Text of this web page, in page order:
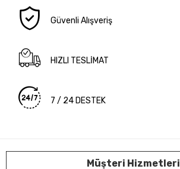
Güvenli Alışveriş
HIZLI TESLİMAT
7 / 24 DESTEK
Müşteri Hizmetleri